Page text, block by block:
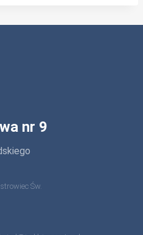
nr 9
Św.